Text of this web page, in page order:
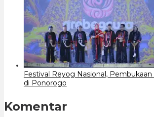
Festival Reyog Nasional,
di Ponorogo
Komentar